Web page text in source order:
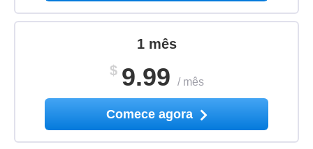
1 mês
$ 9.99 / mês
Comece agora